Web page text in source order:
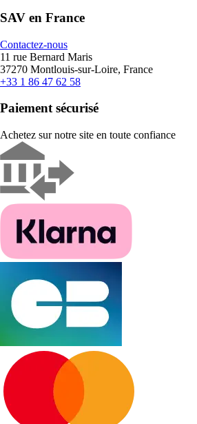
SAV en France
Contactez-nous
11 rue Bernard Maris
37270 Montlouis-sur-Loire, France
+33 1 86 47 62 58
Paiement sécurisé
Achetez sur notre site en toute confiance